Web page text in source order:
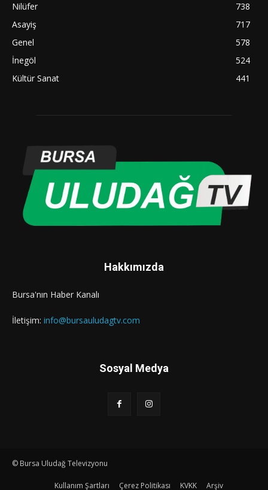
Nilüfer
738
Asayiş
717
Genel
578
İnegöl
524
Kültür Sanat
441
Hakkımızda
Bursa'nın Haber Kanalı
İletişim: info@bursauludagtv.com
Sosyal Medya
© Bursa Uludağ Televizyonu
Kullanım Şartları Çerez Politikası KVKK Arşiv